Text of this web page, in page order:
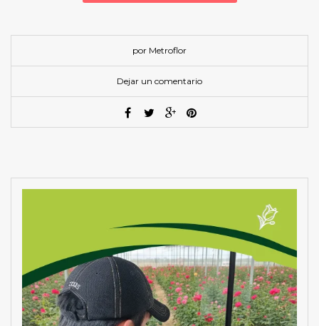
por Metroflor
Dejar un comentario